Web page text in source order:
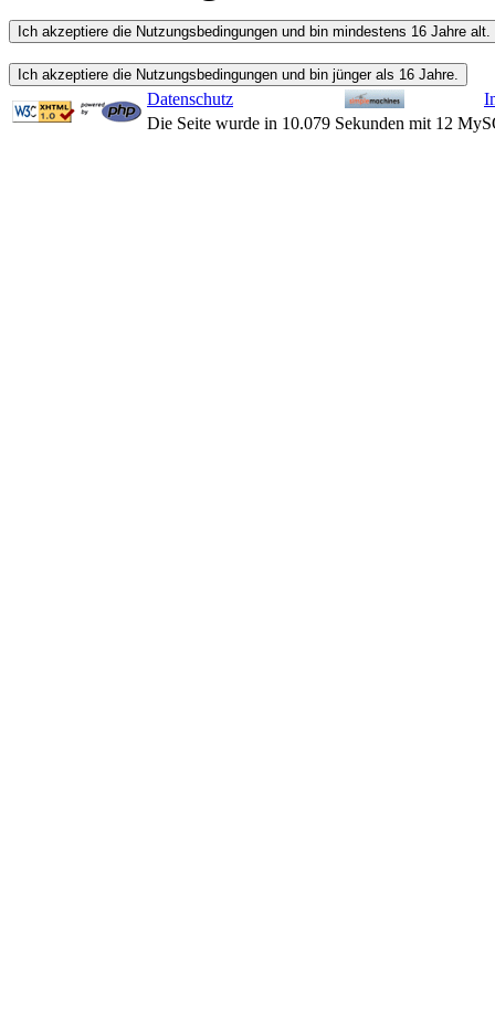
Datenschutz
Die Seite wurde in 10.079 Sekunden mit 12